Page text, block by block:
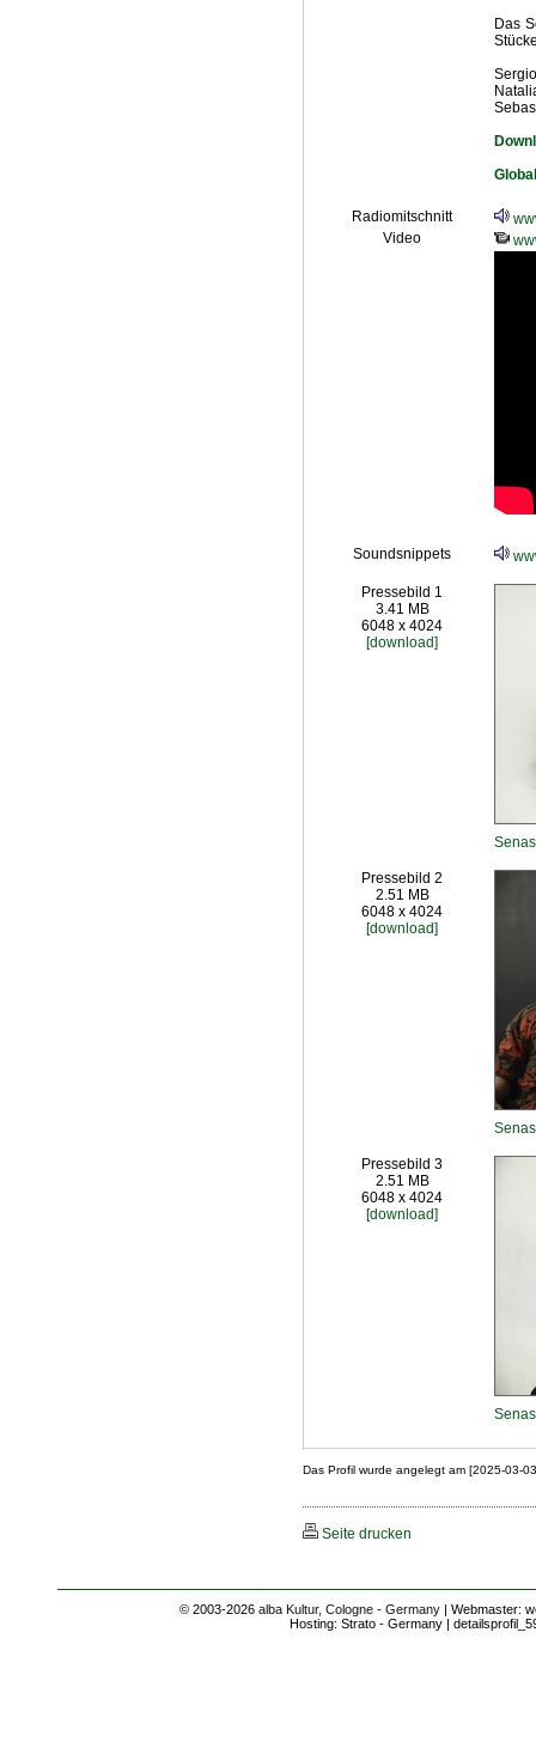
Das
Radiomitschnitt
Video
Soundsnippets
Pressebild 1
3.41 MB
6048 x 4024
[download]
Pressebild 2
2.51 MB
6048 x 4024
[download]
Pressebild 3
2.51 MB
6048 x 4024
[download]
Das Profil wurde angelegt am [2025-03-
Seite drucken
© 2003-2026 alba Kultur, Cologne - Germany | Webmaster:
Hosting: Strato - Germany |